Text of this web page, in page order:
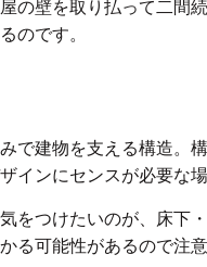
の壁を取り払って二間
のです。
で建物を支える構造。
インにセンスが必要な
をつけたいのが、床下
る可能性があるので注